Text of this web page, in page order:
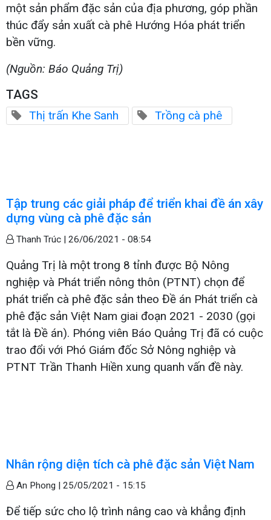
một sản phẩm đặc sản của địa phương, góp phần
thúc đẩy sản xuất cà phê Hướng Hóa phát triển
bền vững.
(Nguồn: Báo Quảng Trị)
TAGS
Thị trấn Khe Sanh Trồng cà phê
Tập trung các giải pháp để triển khai đề án xây
dựng vùng cà phê đặc sản
Thanh Trúc | 26/06/2021 - 08:54
Quảng Trị là một trong 8 tỉnh được Bộ Nông
nghiệp và Phát triển nông thôn (PTNT) chọn để
phát triển cà phê đặc sản theo Đề án Phát triển cà
phê đặc sản Việt Nam giai đoạn 2021 - 2030 (gọi
tắt là Đề án). Phóng viên Báo Quảng Trị đã có cuộc
trao đổi với Phó Giám đốc Sở Nông nghiệp và
PTNT Trần Thanh Hiền xung quanh vấn đề này.
Nhân rộng diện tích cà phê đặc sản Việt Nam
An Phong | 25/05/2021 - 15:15
Để tiếp sức cho lộ trình nâng cao và khẳng định